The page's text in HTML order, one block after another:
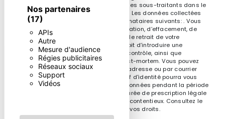
Nos partenaires
(17)
APIs
Autre
Mesure d'audience
Régies publicitaires
Réseaux sociaux
Support
Vidéos
informatisé. Elles sont destinées à et ses sous-traitants dans le
seul but de répondre à votre message. Les données collectées
seront communiquées aux seuls destinataires suivants: . Vous
disposez de droits d’accès, de rectification, d’effacement, de
portabilité, de limitation, d’opposition, de retrait de votre
consentement à tout moment et du droit d’introduire une
réclamation auprès d’une autorité de contrôle, ainsi que
d’organiser le sort de vos données post-mortem. Vous pouvez
exercer ces droits par voie postale à l'adresse ou par courrier
électronique à l'adresse . Un justificatif d'identité pourra vous
être demandé. Nous conservons vos données pendant la période
de prise de contact puis pendant la durée de prescription légale
aux fins probatoires et de gestion des contentieux. Consultez le
site cnil.fr pour plus d’informations sur vos droits.